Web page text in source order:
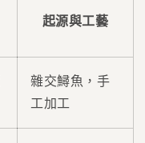
起源與工藝
雜交鱘魚，手
工加工